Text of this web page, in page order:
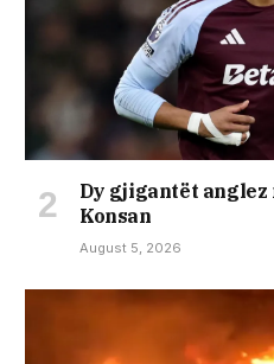
Dy gjigantët
Konsan
August 5, 2026